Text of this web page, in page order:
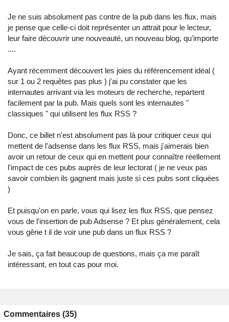
Je ne suis absolument pas contre de la pub dans les flux, mais
je pense que celle-ci doit représenter un attrait pour le lecteur,
leur faire découvrir une nouveauté, un nouveau blog, qu'importe
....
Ayant récemment découvert les joies du référencement idéal (
sur 1 ou 2 requêtes pas plus ) j'ai pu constater que les
internautes arrivant via les moteurs de recherche, repartent
facilement par la pub. Mais quels sont les internautes "
classiques " qui utilisent les flux RSS ?
Donc, ce billet n'est absolument pas là pour critiquer ceux qui
mettent de l'adsense dans les flux RSS, mais j'aimerais bien
avoir un retour de ceux qui en mettent pour connaître réellement
l'impact de ces pubs auprès de leur lectorat ( je ne veux pas
savoir combien ils gagnent mais juste si ces pubs sont cliquées
)
Et puisqu'on en parle, vous qui lisez les flux RSS, que pensez
vous de l'insertion de pub Adsense ? Et plus généralement, cela
vous gêne t il de voir une pub dans un flux RSS ?
Je sais, ça fait beaucoup de questions, mais ça me paraît
intéressant, en tout cas pour moi.
Commentaires (35)